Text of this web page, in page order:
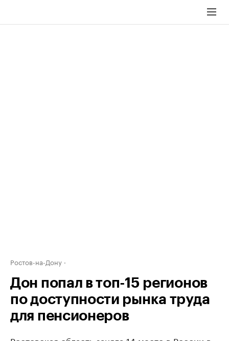
Ростов-на-Дону
Дон попал в топ-15 регионов
по доступности рынка труда
для пенсионеров